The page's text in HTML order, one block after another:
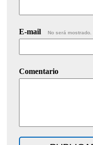
E-mail No será mostrado.
Comentario